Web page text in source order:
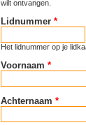
wilt ontvangen.
Lidnummer *
Het lidnummer op je
Voornaam *
Achternaam *